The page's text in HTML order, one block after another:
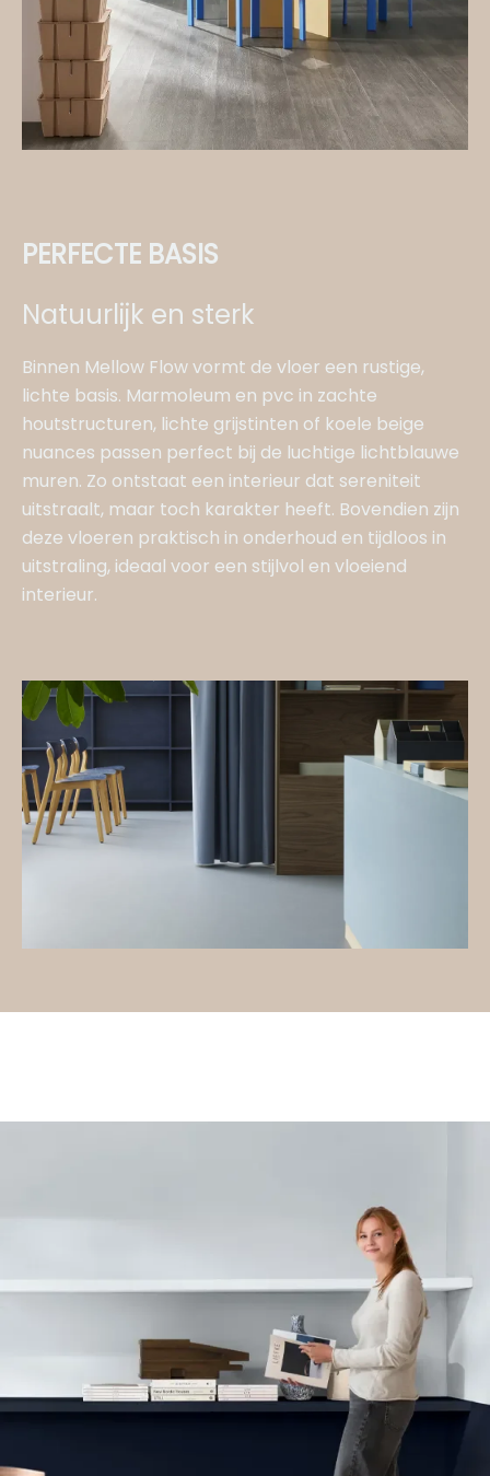
PERFECTE BASIS
Natuurlijk en sterk
Binnen Mellow Flow vormt de vloer een rustige,
lichte basis. Marmoleum en pvc in zachte
houtstructuren, lichte grijstinten of koele beige
nuances passen perfect bij de luchtige lichtblauwe
muren. Zo ontstaat een interieur dat sereniteit
uitstraalt, maar toch karakter heeft. Bovendien zijn
deze vloeren praktisch in onderhoud en tijdloos in
uitstraling, ideaal voor een stijlvol en vloeiend
interieur.